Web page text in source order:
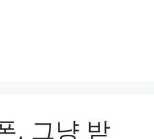
, 그냥 받